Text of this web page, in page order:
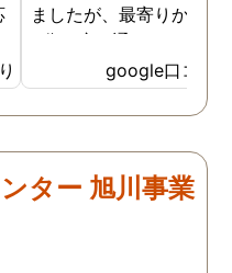
ましたが、最寄りから徒
3分程度で通いやすかっ
google口コミ
ター 旭川事業